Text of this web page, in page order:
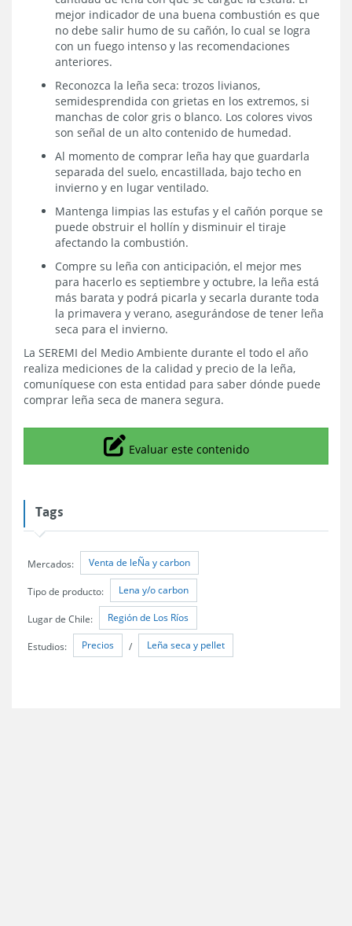
mejor indicador de una buena combustión es que
no debe salir humo de su cañón, lo cual se logra
con un fuego intenso y las recomendaciones
anteriores.
Reconozca la leña seca: trozos livianos,
semidesprendida con grietas en los extremos, si
manchas de color gris o blanco. Los colores vivos
son señal de un alto contenido de humedad.
Al momento de comprar leña hay que guardarla
separada del suelo, encastillada, bajo techo en
invierno y en lugar ventilado.
Mantenga limpias las estufas y el cañón porque se
puede obstruir el hollín y disminuir el tiraje
afectando la combustión.
Compre su leña con anticipación, el mejor mes
para hacerlo es septiembre y octubre, la leña está
más barata y podrá picarla y secarla durante toda
la primavera y verano, asegurándose de tener leña
seca para el invierno.
La SEREMI del Medio Ambiente durante el todo el año
realiza mediciones de la calidad y precio de la leña,
comuníquese con esta entidad para saber dónde puede
comprar leña seca de manera segura.
Icono
Evaluar este contenido
Tags
Mercados: Venta de leÑa y carbon
Tipo de producto: Lena y/o carbon
Lugar de Chile: Región de Los Ríos
Estudios: Precios / Leña seca y pellet